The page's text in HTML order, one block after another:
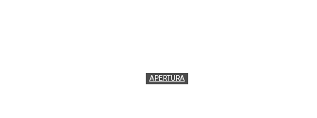
APERTURA